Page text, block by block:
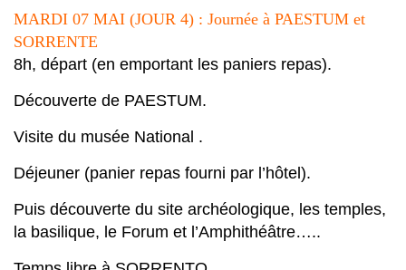
MARDI 07 MAI (JOUR 4) : Journée à PAESTUM et
SORRENTE
8h, départ (en emportant les paniers repas).
Découverte de PAESTUM.
Visite du musée National .
Déjeuner (panier repas fourni par l’hôtel).
Puis découverte du site archéologique, les temples,
la basilique, le Forum et l’Amphithéâtre…..